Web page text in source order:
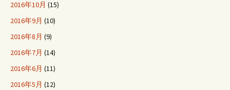
2016年10月 (15)
2016年9月 (10)
2016年8月 (9)
2016年7月 (14)
2016年6月 (11)
2016年5月 (12)